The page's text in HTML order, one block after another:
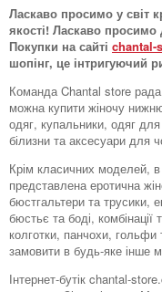
Ласкаво просимо у світ
якості! Ласкаво просимо
Покупки на сайті chantal-
шопінг, це інтригуючий
Команда Chantal store рада
можна купити жіночу
одяг, купальники, одяг
білизни та аксесуари для
Крім класичних моделей, в
представлена ​​еротична
бюстгальтери та трусики,
бюстьє та боді,
колготки, панчохи,
замовити в будь-яке інше
Інтернет-бутік chantal-